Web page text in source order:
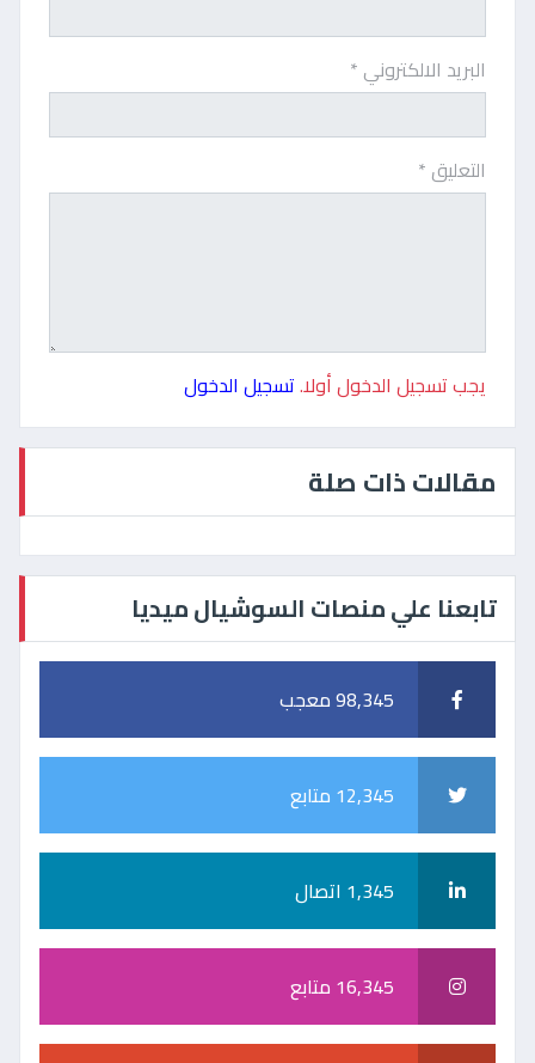
البريد الالكتروني *
التعليق *
يجب تسجيل الدخول أولا.تسجيل الدخول
مقالات ذات صلة
تابعنا علي منصات السوشيال ميديا
98,345 معجب
12,345 متابع
1,345 اتصال
16,345 متابع